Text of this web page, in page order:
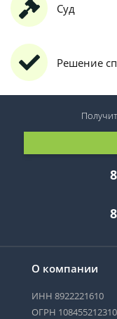
Суд
Решение
О компании
ИНН 8922221610
ОГРН